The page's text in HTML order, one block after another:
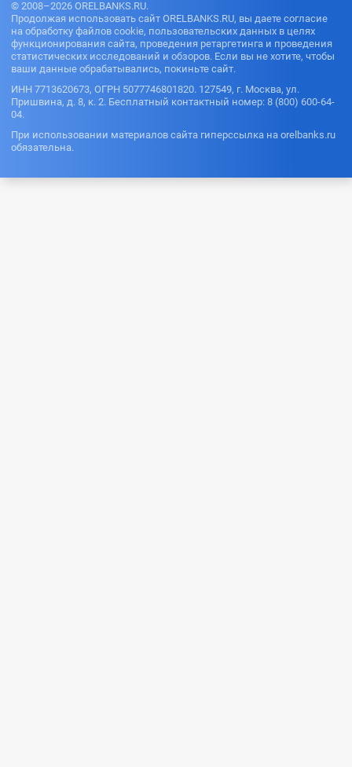
© 2008–2026 ORELBANKS.RU.
Продолжая использовать сайт ORELBANKS.RU, вы даете согласие
на обработку файлов cookie, пользовательских данных в целях
функционирования сайта, проведения ретаргетинга и проведения
статистических исследований и обзоров. Если вы не хотите, чтобы
ваши данные обрабатывались, покиньте сайт.
ИНН 7713620673, ОГРН 5077746801820. 127549, г. Москва, ул.
Пришвина, д. 8, к. 2. Бесплатный контактный номер: 8 (800) 600-64-
04.
При использовании материалов сайта гиперссылка на orelbanks.ru
обязательна.